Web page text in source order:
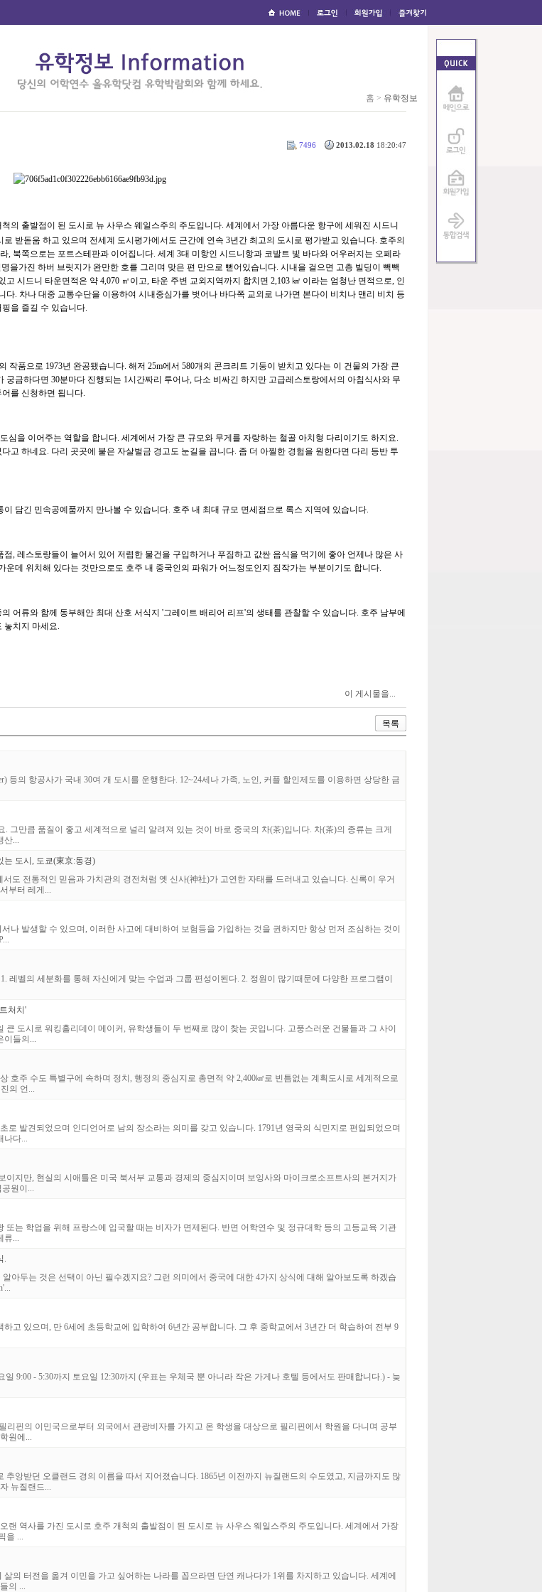
홈 > 유학정보
2013.02.18 18:20:47
7496
의 출발점이 된 도시로 뉴 사우스 웨일스주의 주도입니다. 세계에서 가장 아름다운 항구에 세워진 시드니
받돋움 하고 있으며 전세계 도시평가에서도 근간에 연속 3년간 최고의 도시로 평가받고 있습니다. 호주의
, 북쪽으로는 포트스테판과 이어집니다. 세계 3대 미항인 시드니항과 코발트 빛 바다와 어우러지는 오페라
을가진 하버 브릿지가 완만한 호를 그리며 맞은 편 만으로 뻗어있습니다. 시내을 걸으면 고층 빌딩이 빽빽
시드니 타운면적은 약 4,070 ㎡이고, 타운 주변 교외지역까지 합치면 2,103 ㎢ 이라는 엄청난 면적으로, 인
. 차나 대중 교통수단을 이용하여 시내중심가를 벗어나 바다쪽 교외로 나가면 본다이 비치나 맨리 비치 등
을 즐길 수 있습니다.
작품으로 1973년 완공됐습니다. 해저 25m에서 580개의 콘크리트 기둥이 받치고 있다는 이 건물의 가장 큰
금하다면 30분마다 진행되는 1시간짜리 투어나, 다소 비싸긴 하지만 고급레스토랑에서의 아침식사와 무
를 신청하면 됩니다.
심을 이어주는 역할을 합니다. 세계에서 가장 큰 규모와 무게를 자랑하는 철골 아치형 다리이기도 하지요.
고 하네요. 다리 곳곳에 붙은 자살벌금 경고도 눈길을 끕니다. 좀 더 아찔한 경험을 원한다면 다리 등반 투
담긴 민속공예품까지 만나볼 수 있습니다. 호주 내 최대 규모 면세점으로 록스 지역에 있습니다.
, 레스토랑들이 늘어서 있어 저렴한 물건을 구입하거나 푸짐하고 값싼 음식을 먹기에 좋아 언제나 많은 사
데 위치해 있다는 것만으로도 호주 내 중국인의 파워가 어느정도인지 짐작가는 부분이기도 합니다.
어류와 함께 동부해안 최대 산호 서식지 '그레이트 배리어 리프'의 생태를 관찰할 수 있습니다. 호주 남부에
놓치지 마세요.
이 게시물을...
목록
의 항공사가 국내 30여 개 도시를 운행한다. 12~24세나 가족, 노인, 커플 할인제도를 이용하면 상당한 금
그만큼 품질이 좋고 세계적으로 널리 알려져 있는 것이 바로 중국의 차(茶)입니다. 차(茶)의 종류는 크게
산...
는 도시, 도쿄(東京:동경)
도 전통적인 믿음과 가치관의 경전처럼 옛 신사(神社)가 고연한 자태를 드러내고 있습니다. 신록이 우거
부터 레게...
나 발생할 수 있으며, 이러한 사고에 대비하여 보험등을 가입하는 것을 권하지만 항상 먼저 조심하는 것이
레벨의 세분화를 통해 자신에게 맞는 수업과 그룹 편성이된다. 2. 정원이 많기때문에 다양한 프로그램이
처치'
도시로 워킹홀리데이 메이커, 유학생들이 두 번째로 많이 찾는 곳입니다. 고풍스러운 건물들과 그 사이
이들의...
호주 수도 특별구에 속하며 정치, 행정의 중심지로 총면적 약 2,400㎢로 빈틈없는 계획도시로 세계적으로
의 언...
로 발견되었으며 인디언어로 남의 장소라는 의미를 갖고 있습니다. 1791년 영국의 식민지로 편입되었으며
나다...
이지만, 현실의 시애틀은 미국 북서부 교통과 경제의 중심지이며 보잉사와 마이크로소프트사의 본거지가
원이...
또는 학업을 위해 프랑스에 입국할 때는 비자가 면제된다. 반면 어학연수 및 정규대학 등의 고등교육 기관
류...
.
아두는 것은 선택이 아닌 필수겠지요? 그런 의미에서 중국에 대한 4가지 상식에 대해 알아보도록 하겠습
고 있으며, 만 6세에 초등학교에 입학하여 6년간 공부합니다. 그 후 중학교에서 3년간 더 학습하여 전부 9
9:00 - 5:30까지 토요일 12:30까지 (우표는 우체국 뿐 아니라 작은 가게나 호텔 등에서도 판매합니다.) - 늦
리핀의 이민국으로부터 외국에서 관광비자를 가지고 온 학생을 대상으로 필리핀에서 학원을 다니며 공부
원에...
앙받던 오클랜드 경의 이름을 따서 지어졌습니다. 1865년 이전까지 뉴질랜드의 수도였고, 지금까지도 많
뉴질랜드...
랜 역사를 가진 도시로 호주 개척의 출발점이 된 도시로 뉴 사우스 웨일스주의 주도입니다. 세계에서 가장
을 ...
의 터전을 옮겨 이민을 가고 싶어하는 나라를 꼽으라면 단연 캐나다가 1위를 차지하고 있습니다. 세계에
의 ...